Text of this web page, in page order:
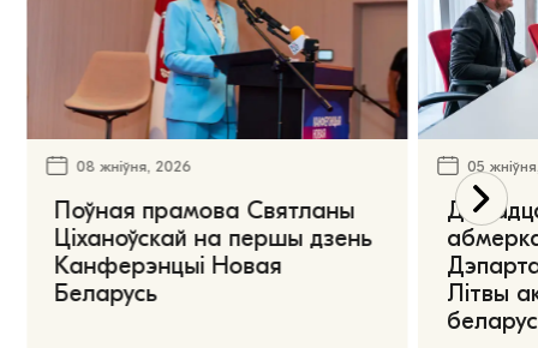
08 жніўня, 2026
Поўная прамова Святланы
Ціханоўскай на першы дзень
Канферэнцыі Новая
Беларусь
05
Літвы